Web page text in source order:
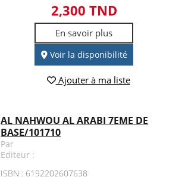
2,300 TND
En savoir plus
Voir la disponibilité
Ajouter à ma liste
AL NAHWOU AL ARABI 7EME DE
BASE/101710
Par
Editeur :
ISBN : 6192202607638